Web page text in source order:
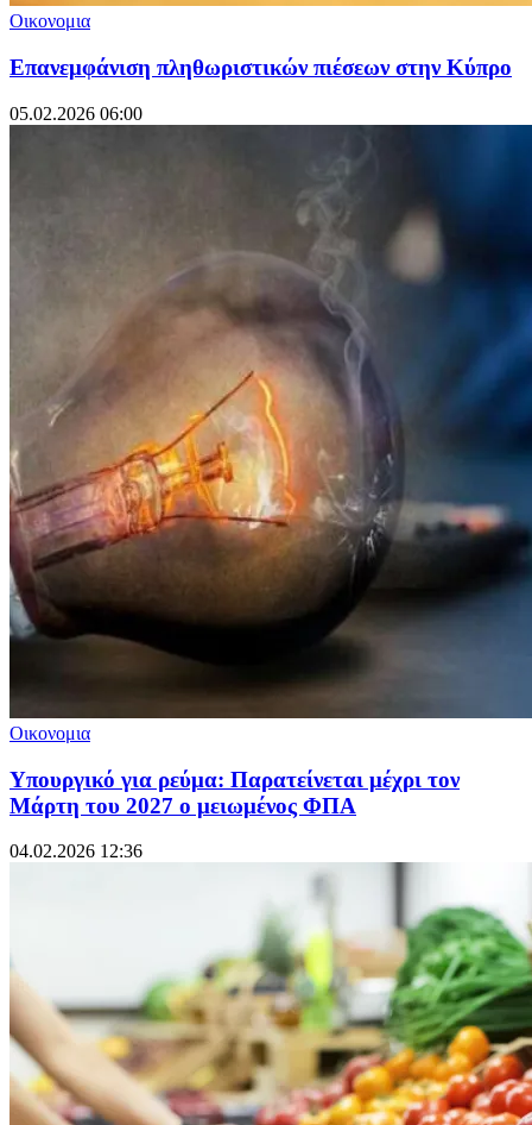
Οικονομια
Επανεμφάνιση πληθωριστικών πιέσεων στην Κύπρο
05.02.2026 06:00
Οικονομια
Υπουργικό για ρεύμα: Παρατείνεται μέχρι τον
Μάρτη του 2027 ο μειωμένος ΦΠΑ
04.02.2026 12:36